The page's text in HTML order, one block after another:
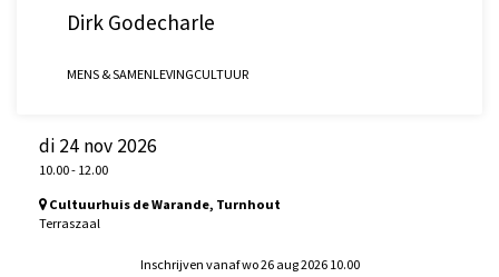
Dirk Godecharle
MENS & SAMENLEVINGCULTUUR
di 24 nov 2026
10.00- 12.00
Cultuurhuis de Warande, Turnhout
Terraszaal
Inschrijven vanaf wo 26 aug 2026 10.00